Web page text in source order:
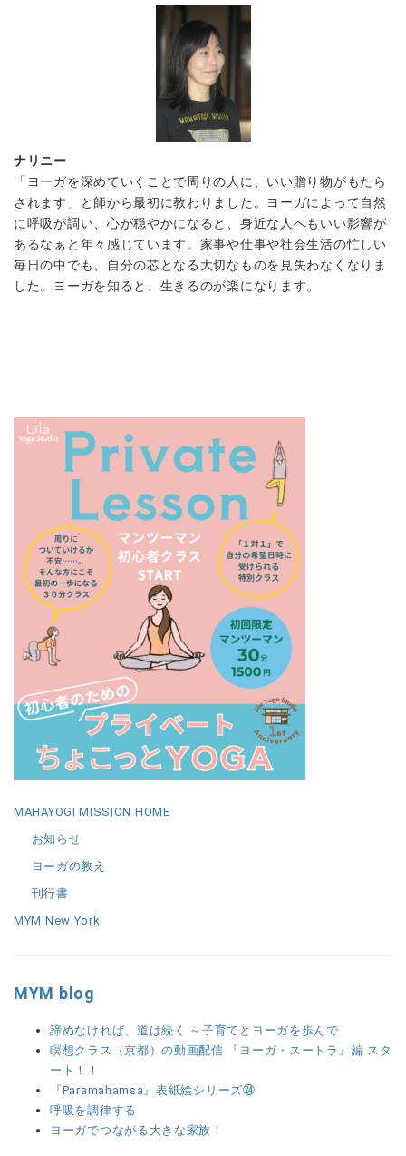
ナリニー
「ヨーガを深めていくことで周りの人に、いい贈り物がもたら
されます」と師から最初に教わりました。ヨーガによって自然
に呼吸が調い、心が穏やかになると、身近な人へもいい影響が
あるなぁと年々感じています。家事や仕事や社会生活の忙しい
毎日の中でも、自分の芯となる大切なものを見失わなくなりま
した。ヨーガを知ると、生きるのが楽になります。
MAHAYOGI MISSION HOME
お知らせ
ヨーガの教え
刊行書
MYM New York
MYM blog
諦めなければ、道は続く ～子育てとヨーガを歩んで
瞑想クラス（京都）の動画配信 『ヨーガ・スートラ』編 スタ
ート！！
『Paramahamsa』表紙絵シリーズ㉔
呼吸を調律する
ヨーガでつながる大きな家族！